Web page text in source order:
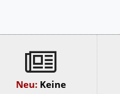
Neu: Keine